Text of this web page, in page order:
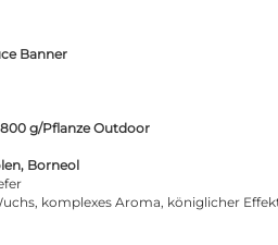
Banner
800 g/Pflanze Outdoor
Borneol
komplexes Aroma, königlicher